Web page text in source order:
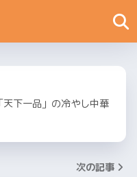
下一品」の冷やし中華
次の記事